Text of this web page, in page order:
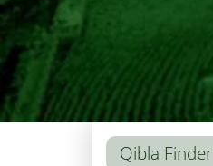
Qibla Finder